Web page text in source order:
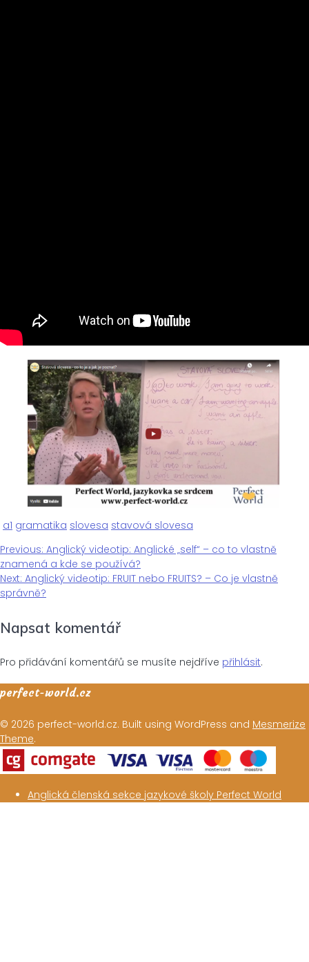
a1 gramatika slovesa stavová slovesa
Navigace
pro
příspěvek
Previous: Previous
post:
Anglický videotip: Anglické „self“ – co to vlastně
znamená a kde se používá?
Next: Next
post:
Anglický videotip: FRUIT nebo FRUITS? – Co je vlastně
správně?
Napsat komentář
Pro přidávání komentářů se musíte nejdříve přihlásit.
perfect-world.cz
© 2026 perfect-world.cz. Built using WordPress and Mesmerize
Theme.
Anglická členská sekce jazykové školy Perfect World